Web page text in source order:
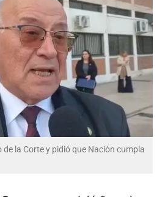
de la Corte y pidió que Nación cumpla